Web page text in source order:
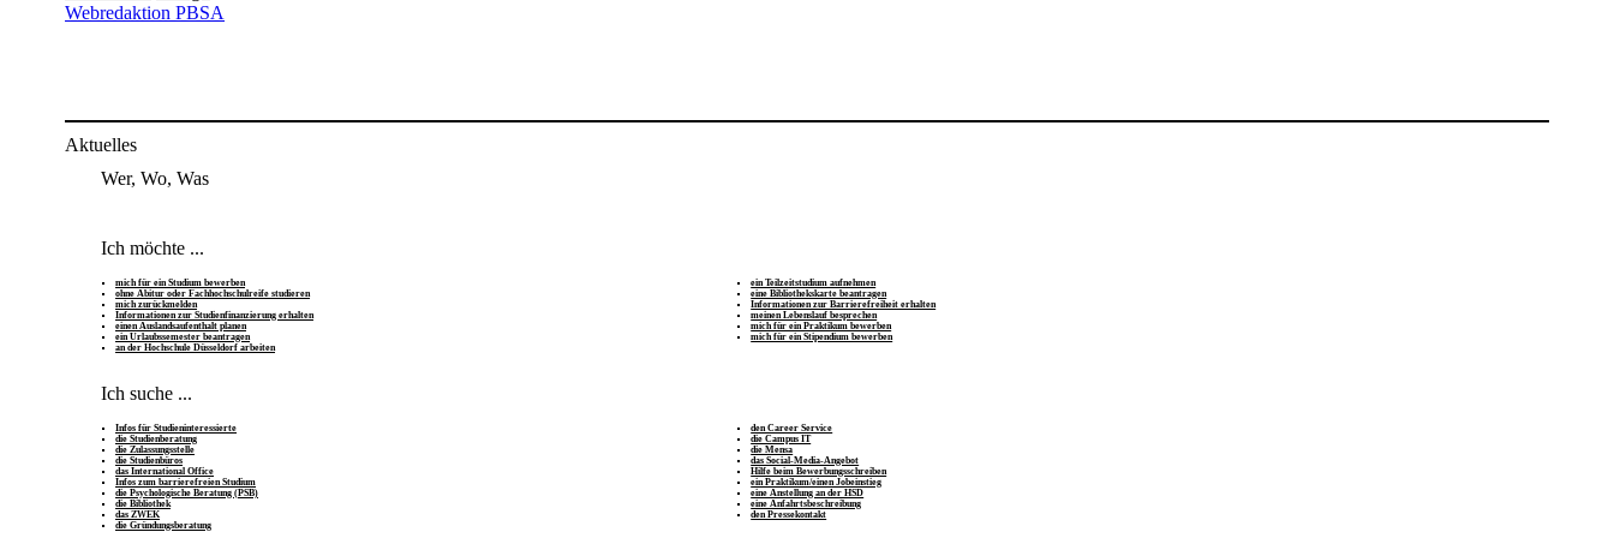
Webredaktion PBSA
Aktuelles
Wer, Wo, Was
Ich möchte ...
mich für ein Studium bewerben
ohne Abitur oder Fachhochschulreife studieren
mich zurückmelden
Informationen zur Studienfinanzierung erhalten
einen Auslandsaufenthalt planen
ein Urlaubssemester beantragen
an der Hochschule Düsseldorf arbeiten
ein Teilzeitstudium aufnehmen
eine Bibliothekskarte beantragen
Informationen zur Barrierefreiheit erhalten
meinen Lebenslauf besprechen
mich für ein Praktikum bewerben
mich für ein Stipendium bewerben
Ich suche ...
Infos für Studieninteressierte
die Studienberatung
die Zulassungsstelle
die Studienbüros
das International Office
Infos zum barrierefreien Studium
die Psychologische Beratung (PSB)
die Bibliothek
das ZWEK
die Gründungsberatung
den Career Service
die Campus IT
die Mensa
das Social-Media-Angebot
Hilfe beim Bewerbungsschreiben
ein Praktikum/einen Jobeinstieg
eine Anstellung an der HSD
eine Anfahrtsbeschreibung
den Pressekontakt